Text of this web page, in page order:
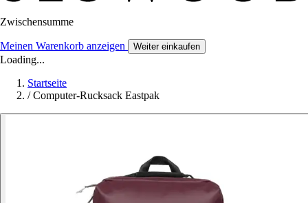
Zwischensumme
Meinen Warenkorb anzeigen Weiter einkaufen
Loading...
Startseite
/ Computer-Rucksack Eastpak